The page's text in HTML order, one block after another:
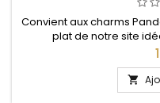
Convient aux charms
plat de notre site
anniversaire,
